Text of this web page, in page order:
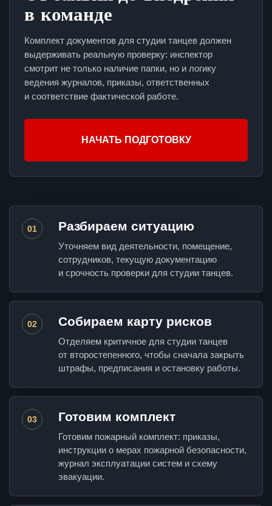
в команде
Комплект документов для студии танцев должен
выдерживать реальную проверку: инспектор
смотрит не только наличие папки, но и логику
ведения журналов, приказы, ответственных
и соответствие фактической работе.
НАЧАТЬ ПОДГОТОВКУ
01 Разбираем ситуацию
Уточняем вид деятельности, помещение,
сотрудников, текущую документацию
и срочность проверки для студии танцев.
02 Собираем карту рисков
Отделяем критичное для студии танцев
от второстепенного, чтобы сначала закрыть
штрафы, предписания и остановку работы.
03 Готовим комплект
Готовим пожарный комплект: приказы,
инструкции о мерах пожарной безопасности,
журнал эксплуатации систем и схему
эвакуации.